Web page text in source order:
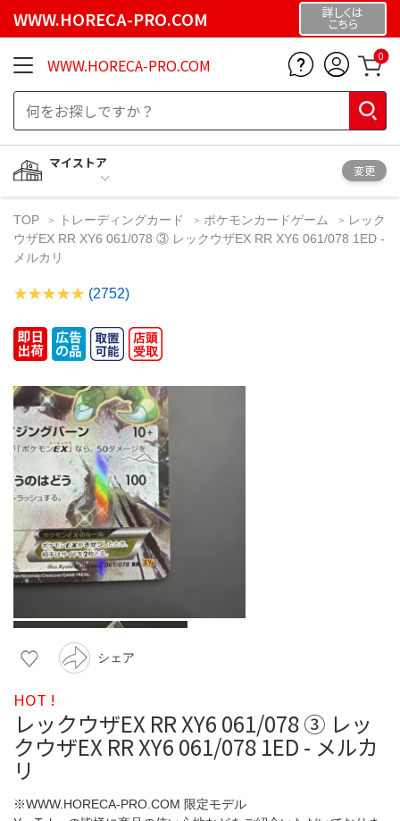
WWW.HORECA-PRO.COM 詳しくは
こちら
WWW.HORECA-PRO.COM 0
マイストア
変更
TOP トレーディングカード ポケモンカードゲーム
レック
ウザEX RR XY6 061/078 ③ レックウザEX RR XY6 061/078 1ED -
メルカリ
(2752)
シェア
HOT !
レックウザEX RR XY6 061/078 ③ レッ
クウザEX RR XY6 061/078 1ED - メルカ
リ
※WWW.HORECA-PRO.COM 限定モデル